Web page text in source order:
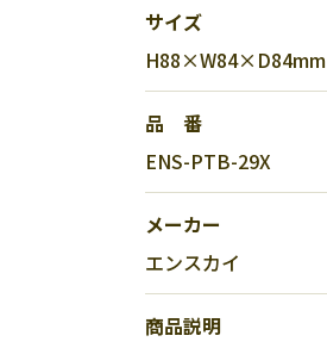
サイズ
H88×W84×D84mm
品 番
ENS-PTB-29X
メーカー
エンスカイ
商品説明